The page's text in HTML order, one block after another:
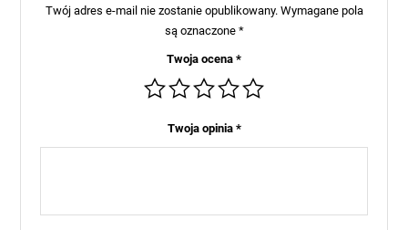
Twój adres e-mail nie zostanie opublikowany. Wymagane pola
są oznaczone *
Twoja ocena *
Twoja opinia *